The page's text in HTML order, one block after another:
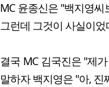
MC 윤종신은 "백지영
그런데 그것이 사실이었
결국 MC 김국진은 "제
말하자 백지영은 "아, 진